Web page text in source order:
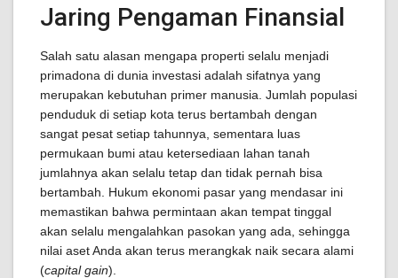
Jaring Pengaman Finansial
Salah satu alasan mengapa properti selalu menjadi
primadona di dunia investasi adalah sifatnya yang
merupakan kebutuhan primer manusia. Jumlah populasi
penduduk di setiap kota terus bertambah dengan
sangat pesat setiap tahunnya, sementara luas
permukaan bumi atau ketersediaan lahan tanah
jumlahnya akan selalu tetap dan tidak pernah bisa
bertambah. Hukum ekonomi pasar yang mendasar ini
memastikan bahwa permintaan akan tempat tinggal
akan selalu mengalahkan pasokan yang ada, sehingga
nilai aset Anda akan terus merangkak naik secara alami
(capital gain).